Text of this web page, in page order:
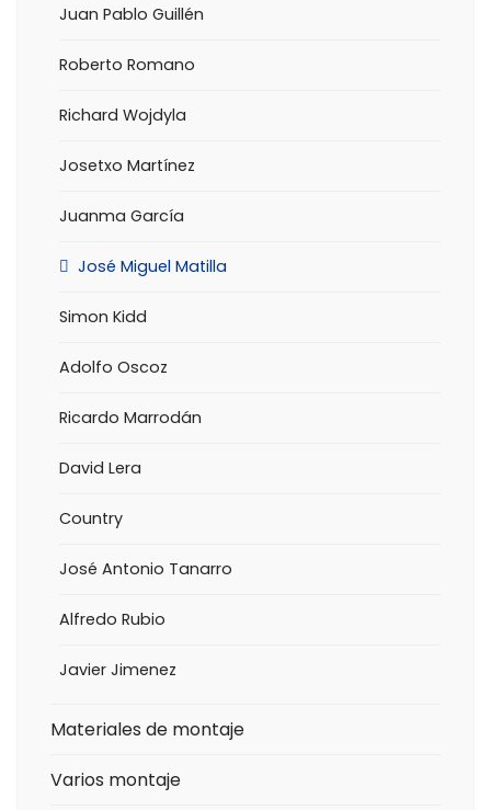
Juan Pablo Guillén
Roberto Romano
Richard Wojdyla
Josetxo Martínez
Juanma García
José Miguel Matilla
Simon Kidd
Adolfo Oscoz
Ricardo Marrodán
David Lera
Country
José Antonio Tanarro
Alfredo Rubio
Javier Jimenez
Materiales de montaje
Varios montaje